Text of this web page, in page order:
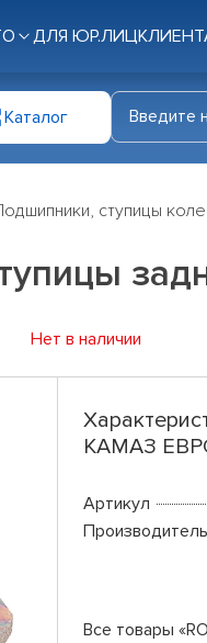
ДЛЯ ЮР.ЛИЦ
Каталог
ступицы
Нет в наличии
КАМАЗ
Артикул
Производитель
Все товары